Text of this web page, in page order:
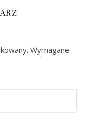
Wymagane